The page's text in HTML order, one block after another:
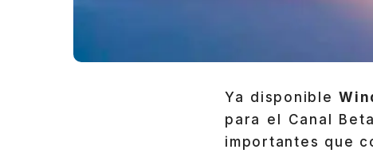
Ya disponible
para el Canal
importantes que